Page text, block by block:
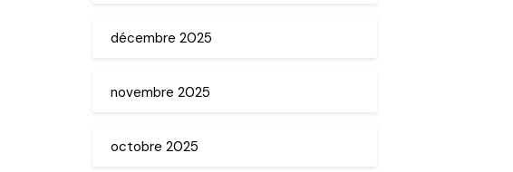
décembre 2025
novembre 2025
octobre 2025